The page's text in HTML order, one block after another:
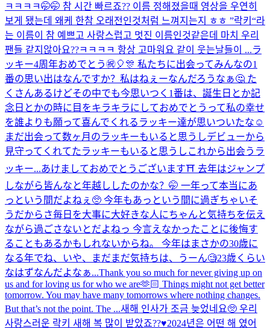
ㅋㅋㅋㅋ🤭🤭 참 시간 빠르죠?? 이름 정해졌을때 영상을 우연히
보게 됐는데 왜케 한참 오래전인것처럼 느껴지는지 ㅎㅎ ”락키“라
는 이름이 참 예쁘고 사랑스럽고 멋진 이름인것같은데 마치 우리
팬들 같지않아요??ㅋㅋㅋㅋ 항상 고마워요 같이 웃는날들이 ...ラ
ッキー4周年おめでとう㊗️🎈🎊 私たちに出会ってみんなの1
番の思い出はなんですか？私はねぇーなんだろうなぁ🤔 た
くさんあるけどその中でも今思いつく1番は、誕生日とか記
念日とかの時に目をキラキラにしておめでとうって私の幸せ
を誰よりも願って喜んでくれるラッキー達が思いついたな☺️
まだ出会って数ヶ月のラッキーもいると思うしデビューから
見守ってくれてたラッキーもいると思うしこれから出会うラ
ッキー...あけましておめでとうございます⛩ 去年はジャンプ
しながら皆んなと年越ししたのかな？🤭 一年って本当にあ
っという間だよねぇ🥺 今年もあっという間に過ぎちゃいそ
うだからさ毎日を大事に大好きな人にちゃんと気持ちを伝え
ながら過ごさないとだよねっ 今言えなかったことに後悔す
ることもあるかもしれないからね。 今年はまさかの30歳に
なる年でね、いや、まだまだ気持ちは、うーん🧐23歳くらい
なはずなんだよなぁ...Thank you so much for never giving up on
us and for loving us for who we are🫶🏻 Things might not get better
tomorrow. You may have many tomorrows where nothing changes.
But that’s not the point. The ...새해 인사가 조금 늦었네요🥺 우리
사랑스러운 락키 새해 복 많이 받았죠??♥️2024년은 어떤 해 였어